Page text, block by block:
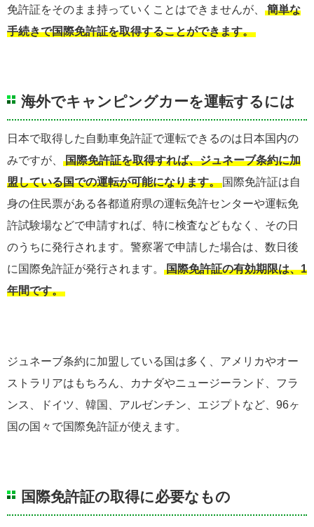
免許証をそのまま持っていくことはできませんが、
簡単な
手続きで国際免許証を取得することができます。
海外でキャンピングカーを運転するには
日本で取得した自動車免許証で運転できるのは日本国内の
みですが、
国際免許証を取得すれば、ジュネーブ条約に加
盟している国での運転が可能になります。 国際免許証は自
身の住民票がある各都道府県の運転免許センターや運転免
許試験場などで申請すれば、特に検査などもなく、その日
のうちに発行されます。警察署で申請した場合は、数日後
に国際免許証が発行されます。
国際免許証の有効期限は、1
年間です。
ジュネーブ条約に加盟している国は多く、アメリカやオー
ストラリアはもちろん、カナダやニュージーランド、フラ
ンス、ドイツ、韓国、アルゼンチン、エジプトなど、96ヶ
国の国々で国際免許証が使えます。
国際免許証の取得に必要なもの